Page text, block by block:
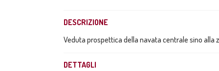
DESCRIZIONE
Veduta prospettica della navata centrale sino alla
DETTAGLI